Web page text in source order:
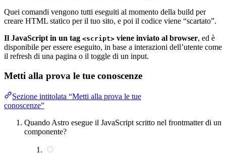
Quei comandi vengono tutti eseguiti al momento della build per
creare HTML statico per il tuo sito, e poi il codice viene “scartato”.
Il JavaScript in un tag <script> viene inviato al browser, ed è
disponibile per essere eseguito, in base a interazioni dell’utente come
il refresh di una pagina o il toggle di un input.
Metti alla prova le tue conoscenze
Sezione intitolata “Metti alla prova le tue
conoscenze”
Quando Astro esegue il JavaScript scritto nel frontmatter di un
componente?